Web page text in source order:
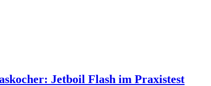
Jetboil Flash im Praxistest